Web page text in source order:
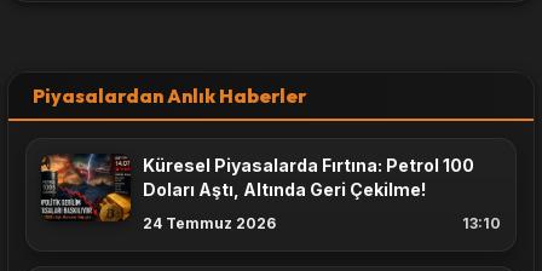
Piyasalardan Anlık Haberler
Küresel Piyasalarda Fırtına: Petrol 100
Doları Aştı, Altında Geri Çekilme!
24 Temmuz 2026 13:10